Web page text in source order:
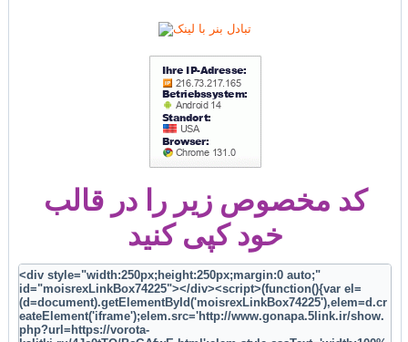
کد مخصوص زیر را در قالب
خود کپی کنید